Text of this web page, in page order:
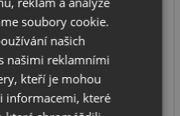
systém pro nerezové
soubory cookie.
našich
našimi reklamními
kteří je mohou
informacemi, které